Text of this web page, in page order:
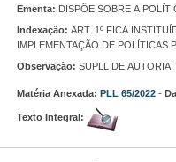
Ementa: DISPÕE SOBRE A
Indexação:
IMPLEMENTAÇÃO DE POLÍTICAS
Observação: SUPLL DE AUTORIA:
Matéria Anexada: PLL 65/2022-
Texto Integral: